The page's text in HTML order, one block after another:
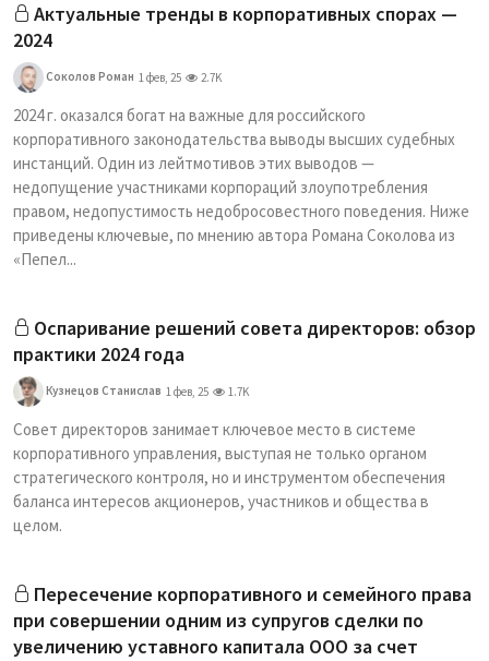
Актуальные тренды в корпоративных спорах —
2024
Соколов Роман 1 фев, 25 2.7K
2024 г. оказался богат на важные для российского
корпоративного законодательства выводы высших судебных
инстанций. Один из лейтмотивов этих выводов —
недопущение участниками корпораций злоупотребления
правом, недопустимость недобросовестного поведения. Ниже
приведены ключевые, по мнению автора Романа Соколова из
«Пепел...
Оспаривание решений совета директоров: обзор
практики 2024 года
Кузнецов Станислав 1 фев, 25 1.7K
Совет директоров занимает ключевое место в системе
корпоративного управления, выступая не только органом
стратегического контроля, но и инструментом обеспечения
баланса интересов акционеров, участников и общества в
целом.
Пересечение корпоративного и семейного права
при совершении одним из супругов сделки по
увеличению уставного капитала ООО за счет